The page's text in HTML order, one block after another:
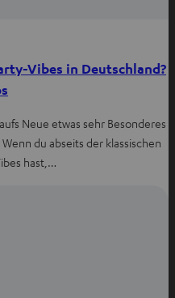
Vibes in Deutschland?
Neue etwas sehr Besonderes
du abseits der klassischen
hast,…